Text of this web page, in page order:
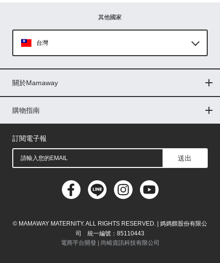
其他國家
台灣
印尼
馬來西亞
關於Mamaway
門市據點
最新消息
品牌故事
人力招募
媒體花絮
隱私權聲明
CSR企業社會責任
購物指南
購物常見問題
退換貨問題
儲值金使用條款
購買儲值金
發票問題
會員權益
線上留言
吸乳器-免費體驗
訂閱電子報
送出
© MAMAWAY MATERNITY. ALL RIGHTS RESERVED. | 媽媽餵股份有限公
司 統一編號：85110443
電商平台開發 | 尚峪資訊科技有限公司